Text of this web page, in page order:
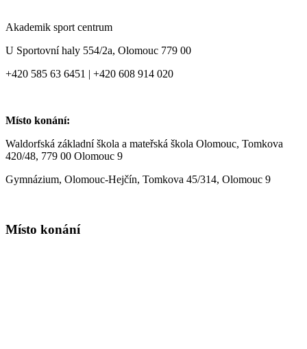
Akademik sport centrum
U Sportovní haly 554/2a, Olomouc 779 00
+420 585 63 6451 | +420 608 914 020
Místo konání:
Waldorfská základní škola a mateřská škola Olomouc, Tomkova
420/48, 779 00 Olomouc 9
Gymnázium, Olomouc-Hejčín, Tomkova 45/314, Olomouc 9
Místo konání